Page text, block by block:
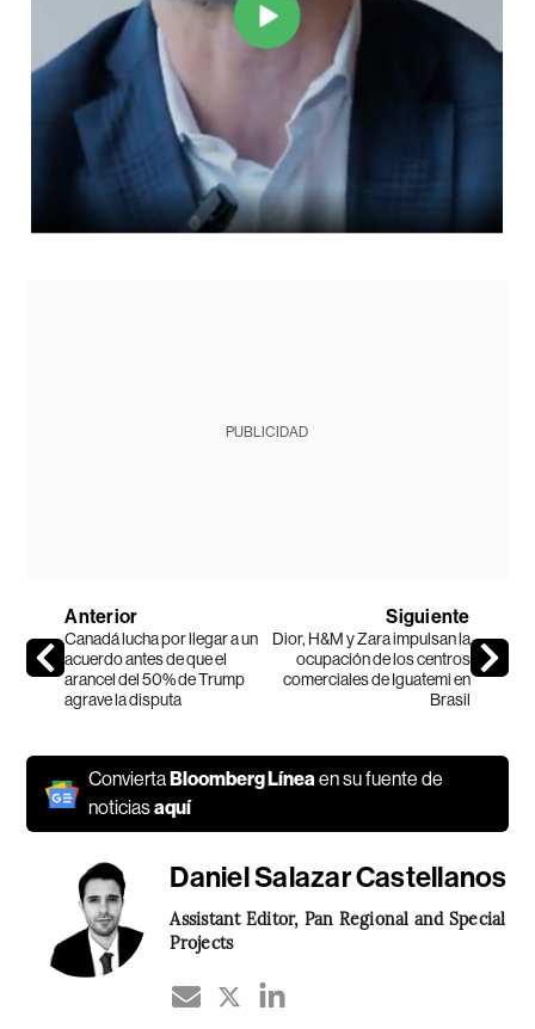
PUBLICIDAD
Anterior
Canadá lucha por llegar a un
acuerdo antes de que el
arancel del 50% de Trump
agrave la disputa
Siguiente
Dior, H&M y Zara impulsan la
ocupación de los centros
comerciales de Iguatemi en
Brasil
Convierta Bloomberg Líneaen su fuente de
noticiasaquí
Daniel Salazar Castellanos
Assistant Editor, Pan Regional and Special
Projects